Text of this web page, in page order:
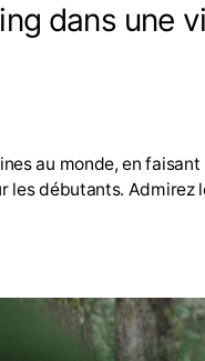
dans une
au monde, en
débutants.